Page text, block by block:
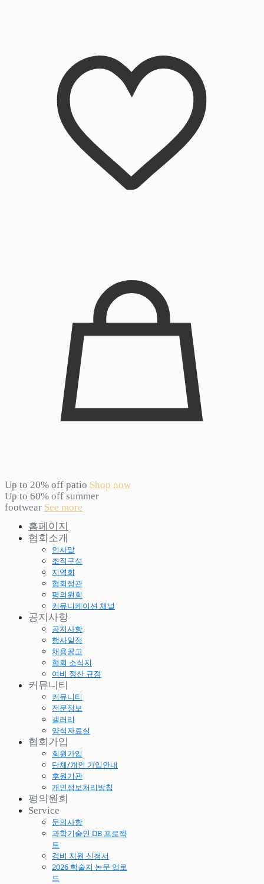
Up to 20% off patio Shop now
Up to 60% off summer
footwear See more
홈페이지
협회소개
인사말
조직구성
지역회
협회정관
평의원회
커뮤니케이션 채널
공지사항
공지사항
행사일정
채용공고
협회 소식지
여비 정산 규정
커뮤니티
커뮤니티
전문정보
갤러리
양식자료실
협회가입
회원가입
단체/개인 가입안내
후원기관
개인정보처리방침
평의원회
Service
문의사항
과학기술인 DB 프로젝
트
경비 지원 신청서
2026 학술지 논문 업로
드